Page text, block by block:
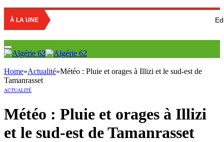
À LA UNE Education
Home»Actualité»Météo : Pluie et orages à Illizi et le sud-est de
Tamanrasset
ACTUALITÉ
Météo : Pluie et orages à Illizi
et le sud-est de Tamanrasset